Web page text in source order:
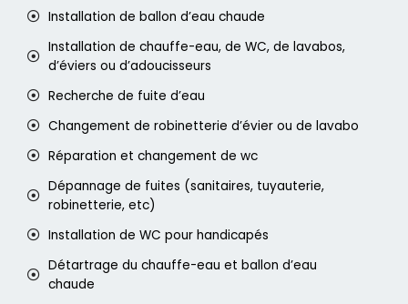
Installation de ballon d’eau chaude
Installation de chauffe-eau, de WC, de lavabos,
d’éviers ou d’adoucisseurs
Recherche de fuite d’eau
Changement de robinetterie d’évier ou de lavabo
Réparation et changement de wc
Dépannage de fuites (sanitaires, tuyauterie,
robinetterie, etc)
Installation de WC pour handicapés
Détartrage du chauffe-eau et ballon d’eau
chaude